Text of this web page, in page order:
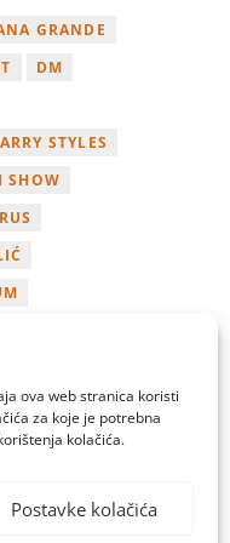
ova web stranica koristi
za koje je potrebna
kolačića.
Postavke kolačića
GRANDE
DM
STYLES
SHOW